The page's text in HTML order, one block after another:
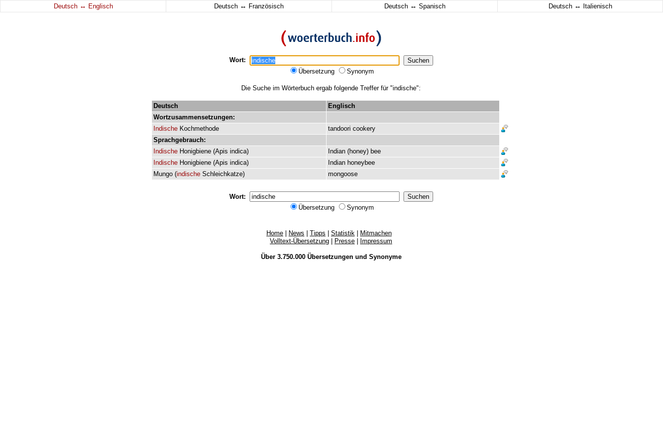
Deutsch ↔ Englisch Deutsch ↔ Französisch Deutsch ↔ Spanisch Deutsch ↔ Italienisch
Wort:
Übersetzung
Synonym
Die Suche im Wörterbuch ergab folgende Treffer für "indische":
Deutsch
Englisch
Wortzusammensetzungen:
Indische Kochmethode tandoori cookery
Sprachgebrauch:
Indische Honigbiene (Apis indica) Indian (honey) bee
Indische Honigbiene (Apis indica) Indian honeybee
Mungo (indische Schleichkatze) mongoose
Wort:
Übersetzung
Synonym
Home News Tipps Statistik
Mitmachen
Volltext-Übersetzung
Presse Impressum
Über 3.750.000 Übersetzungenund Synonyme